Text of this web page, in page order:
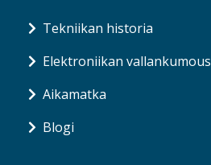
Tekniikan historia
Elektroniikan vallankumous
Aikamatka
Blogi